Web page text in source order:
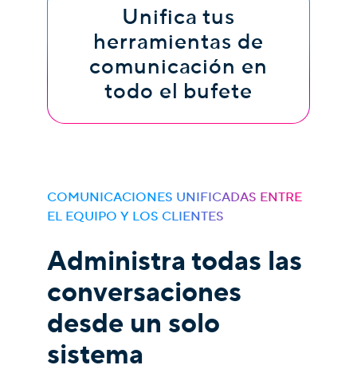
Unifica tus
herramientas de
comunicación en
todo el bufete
COMUNICACIONES UNIFICADAS ENTRE
EL EQUIPO Y LOS CLIENTES
Administra todas las
conversaciones
desde un solo
sistema